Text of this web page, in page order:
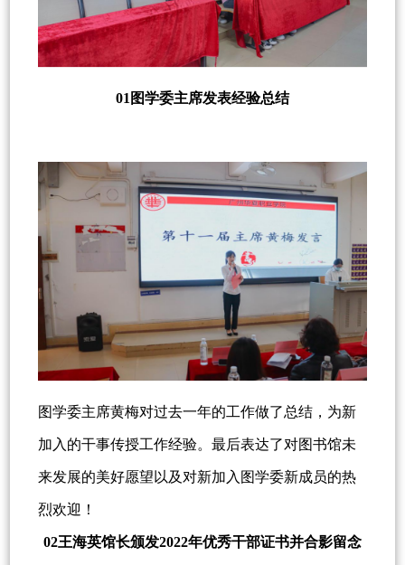
01图学委主席发表经验总结
图学委主席黄梅对过去一年的工作做了总结，为新
加入的干事传授工作经验。最后表达了对图书馆未
来发展的美好愿望以及对新加入图学委新成员的热
烈欢迎！
02王海英馆长颁发2022年优秀干部证书并合影留念